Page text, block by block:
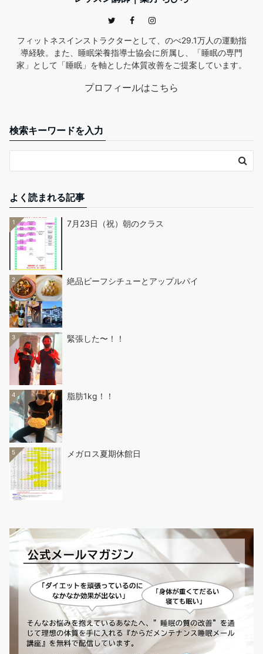
フィットネスインストラクターとして、のべ29.1万人の運動指
導経験。また、睡眠栄養指導士協会に所属し、「睡眠の専門
家」として「睡眠」を軸とした体質改善をご提案しています。
プロフィールはこちら
検索キーワードを入力
よく読まれる記事
1 7月23日（祝）朝のクラス
2 絶品ビーフシチューとアップルパイ
3 緊張した〜！！
4 脂肪1kg！！
5 メガロス夏期休館日